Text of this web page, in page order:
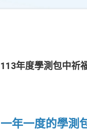
113年度學測包中祈
一年一度的學測